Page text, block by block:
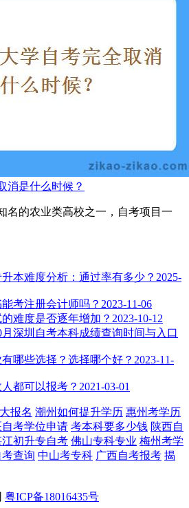
消是什么时候？
名的农业类高校之一，自考项目一
本难度分析：通过率有多少？ 2025-
考注册会计师吗？ 2023-11-06
难度是否逐年增加？ 2023-10-12
月深圳自考本科成绩查询时间与入口
哪些选择？选择哪个好？ 2023-11-
都可以报考？ 2021-03-01
报名 潮州如何提升学历 惠州考学历
考学位申请 考本科要多少钱 陕西自
江初升专自考 佛山专科专业 梅州考学
查询 中山考专科 广西自考报考 揭
粤ICP备18016435号